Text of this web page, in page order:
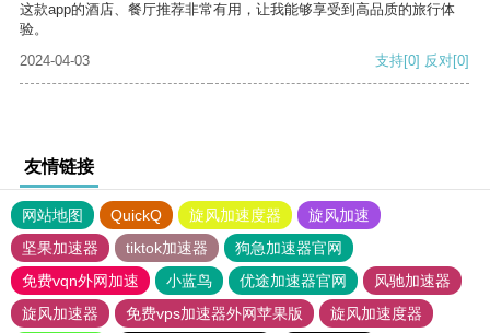
这款app的酒店、餐厅推荐非常有用，让我能够享受到高品质的旅行体
验。
2024-04-03
支持[0] 反对[0]
友情链接
网站地图 QuickQ 旋风加速度器
旋风加速
坚果加速器
tiktok加速器
狗急加速器官网
免费vqn外网加速
小蓝鸟 优途加速器官网
风驰加速器
旋风加速器
免费vps加速器外网苹果版
旋风加速度器